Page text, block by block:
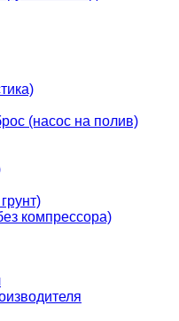
(насос на полив)
компрессора)